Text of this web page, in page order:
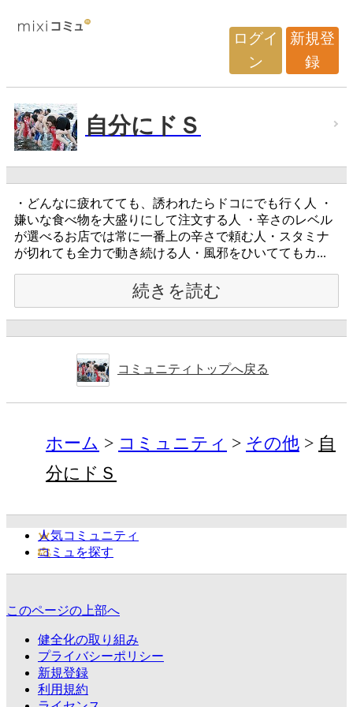
ログイ
ン
新規登
録
自分にドＳ
・どんなに疲れてても、誘われたらドコにでも行く人 ・
嫌いな食べ物を大盛りにして注文する人 ・辛さのレベル
が選べるお店では常に一番上の辛さで頼む人・スタミナ
が切れても全力で動き続ける人・風邪をひいててもカ...
続きを読む
コミュニティトップへ戻る
ホーム コミュニティ その他
自
分にドＳ
人気コミュニティ
コミュを探す
このページの上部へ
健全化の取り組み
プライバシーポリシー
新規登録
利用規約